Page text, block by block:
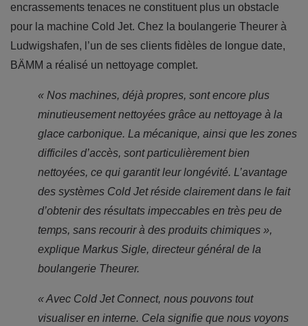
encrassements tenaces ne constituent plus un obstacle
pour la machine Cold Jet. Chez la boulangerie Theurer à
Ludwigshafen, l’un de ses clients fidèles de longue date,
BÄMM a réalisé un nettoyage complet.
« Nos machines, déjà propres, sont encore plus
minutieusement nettoyées grâce au nettoyage à la
glace carbonique. La mécanique, ainsi que les zones
difficiles d’accès, sont particulièrement bien
nettoyées, ce qui garantit leur longévité. L’avantage
des systèmes Cold Jet réside clairement dans le fait
d’obtenir des résultats impeccables en très peu de
temps, sans recourir à des produits chimiques »,
explique Markus Sigle, directeur général de la
boulangerie Theurer.
« Avec Cold Jet Connect, nous pouvons tout
visualiser en interne. Cela signifie que nous voyons